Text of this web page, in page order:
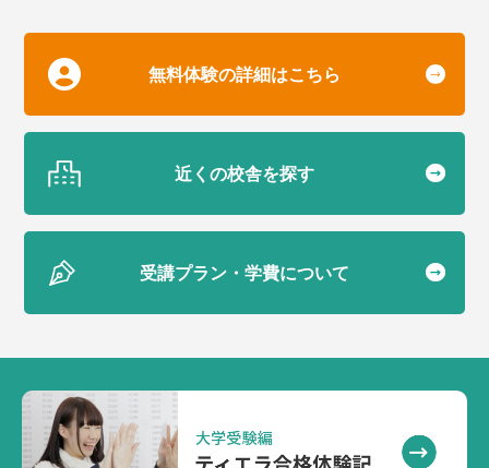
無料体験の詳細はこちら
近くの校舎を探す
受講プラン・学費について